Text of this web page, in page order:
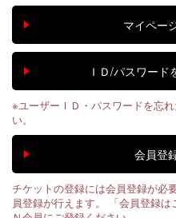
※ユーザーＩＤ・パスワードを忘
い。
チケットの登録には会員登録が必
員登録が行えます。 「会員登録